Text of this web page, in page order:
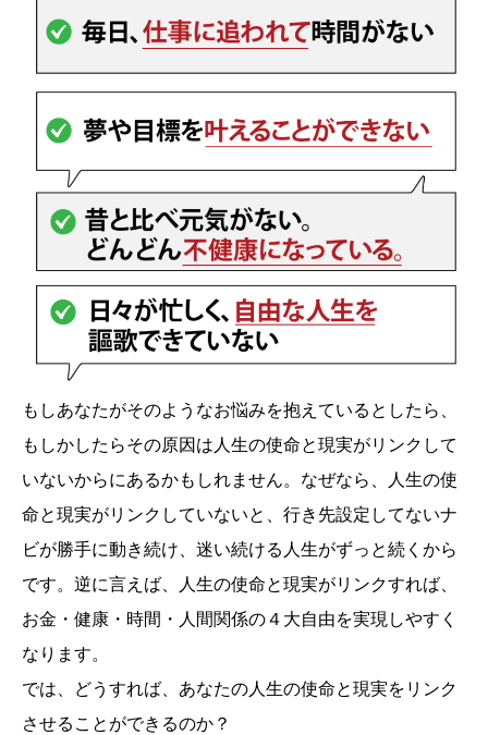
もしあなたがそのようなお悩みを抱えているとしたら、
もしかしたらその原因は人生の使命と現実がリンクして
いないからにあるかもしれません。なぜなら、人生の使
命と現実がリンクしていないと、行き先設定してないナ
ビが勝手に動き続け、迷い続ける人生がずっと続くから
です。逆に言えば、人生の使命と現実がリンクすれば、
お金・健康・時間・人間関係の４大自由を実現しやすく
なります。
では、どうすれば、あなたの人生の使命と現実をリンク
させることができるのか？